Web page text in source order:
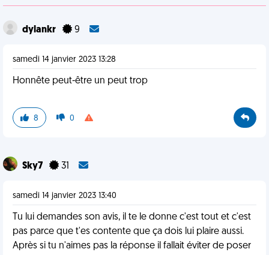
dylankr 9
samedi 14 janvier 2023 13:28
Honnête peut-être un peut trop
8 0
Sky7 31
samedi 14 janvier 2023 13:40
Tu lui demandes son avis, il te le donne c'est tout et c'est
pas parce que t'es contente que ça dois lui plaire aussi.
Après si tu n'aimes pas la réponse il fallait éviter de poser